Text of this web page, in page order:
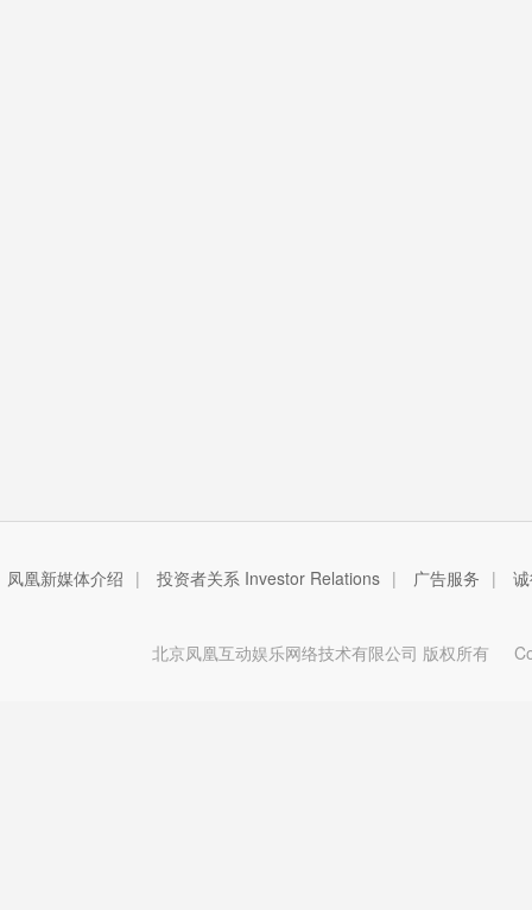
凤凰新媒体介绍 | 投资者关系 Investor Relations | 广告服务 |
北京凤凰互动娱乐网络技术有限公司 版权所有